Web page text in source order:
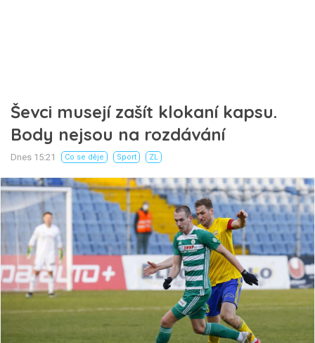
Ševci musejí zašít klokaní kapsu.
Body nejsou na rozdávání
Dnes 15:21 Co se děje Sport ZL